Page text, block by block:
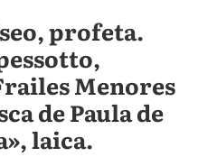
profeta.
Menores
de Paula de
laica.